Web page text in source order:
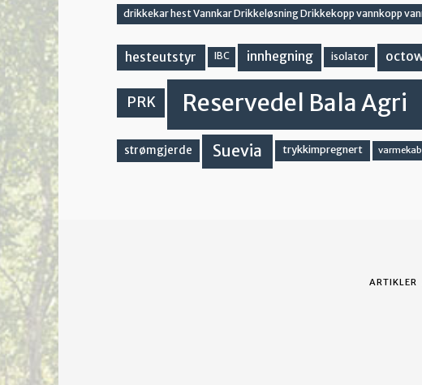
drikkekar hest Vannkar Drikkeløsning Drikkekopp vannkopp
hesteutstyr IBC innhegning isolator
PRK Reservedel Bala Agri
strømgjerde Suevia trykkimpregnert
ARTIKLER